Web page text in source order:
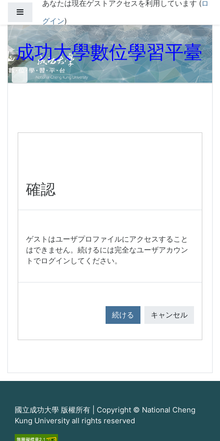
メインコンテンツへスキップする
あなたは現在ゲストアクセスを利用しています (ロ
グイン)
成功大學數位學習平臺
確認
ゲストはユーザプロファイルにアクセスすること
はできません。続けるには完全なユーザアカウン
トでログインしてください。
続ける キャンセル
國立成功大學 版權所有 | Copyright © National Cheng
Kung University all rights reserved